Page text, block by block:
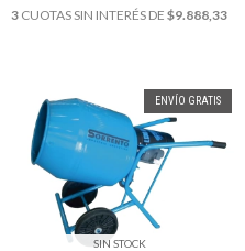
3 CUOTAS SIN INTERÉS DE $9.888,33
ENVÍO GRATIS
SIN STOCK